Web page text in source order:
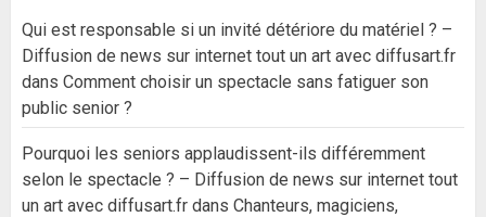
Qui est responsable si un invité détériore du matériel ? –
Diffusion de news sur internet tout un art avec diffusart.fr
dans Comment choisir un spectacle sans fatiguer son
public senior ?
Pourquoi les seniors applaudissent-ils différemment
selon le spectacle ? – Diffusion de news sur internet tout
un art avec diffusart.fr dans Chanteurs, magiciens,